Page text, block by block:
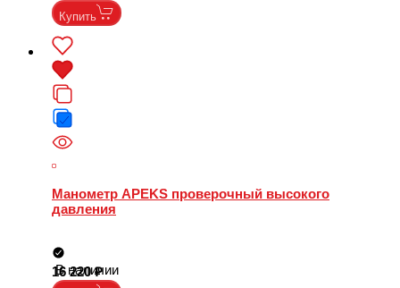
Купить
Манометр APEKS проверочный высокого
давления
В наличии
16 220